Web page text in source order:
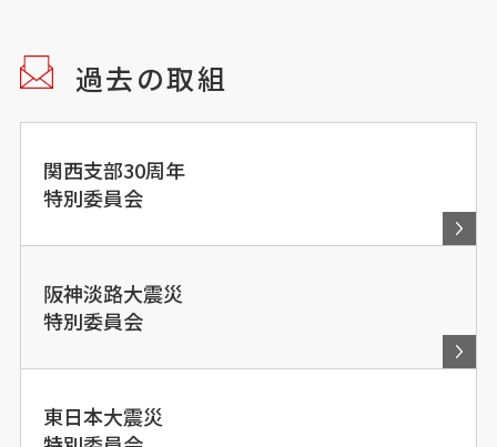
過去の取組
関西支部30周年
特別委員会
阪神淡路大震災
特別委員会
東日本大震災